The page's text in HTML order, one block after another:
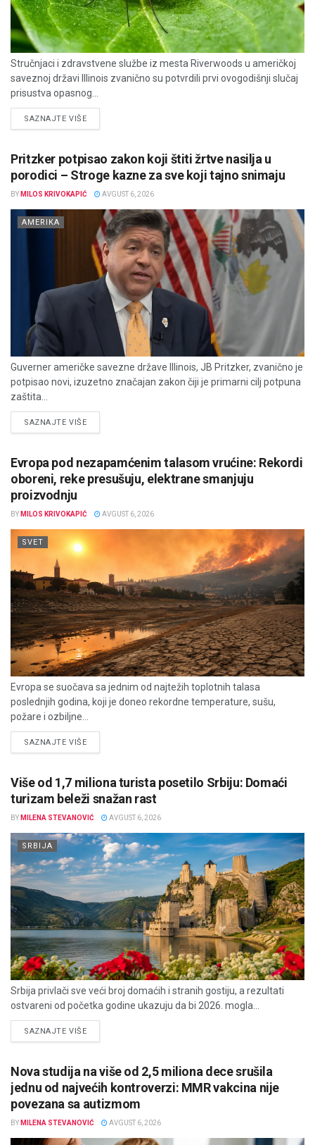
Stručnjaci i zdravstvene službe iz mesta Riverwoods u američkoj
saveznoj državi Illinois zvanično su potvrdili prvi ovogodišnji slučaj
prisustva opasnog...
SAZNAJTE VIŠEDETAILS
Pritzker potpisao zakon koji štiti žrtve nasilja u
porodici – Stroge kazne za sve koji tajno snimaju
BY MILOS KRIVOKAPIĆ AVGUST 6, 2026
AMERIKA
Guverner američke savezne države Illinois, JB Pritzker, zvanično je
potpisao novi, izuzetno značajan zakon čiji je primarni cilj potpuna
zaštita...
SAZNAJTE VIŠEDETAILS
Evropa pod nezapamćenim talasom vrućine: Rekordi
oboreni, reke presušuju, elektrane smanjuju
proizvodnju
BY MILOS KRIVOKAPIĆ AVGUST 6, 2026
SVET
Evropa se suočava sa jednim od najtežih toplotnih talasa
poslednjih godina, koji je doneo rekordne temperature, sušu,
požare i ozbiljne...
SAZNAJTE VIŠEDETAILS
Više od 1,7 miliona turista posetilo Srbiju: Domaći
turizam beleži snažan rast
BY MILENA STEVANOVIĆ AVGUST 6, 2026
SRBIJA
Srbija privlači sve veći broj domaćih i stranih gostiju, a rezultati
ostvareni od početka godine ukazuju da bi 2026. mogla...
SAZNAJTE VIŠEDETAILS
Nova studija na više od 2,5 miliona dece srušila
jednu od najvećih kontroverzi: MMR vakcina nije
povezana sa autizmom
BY MILENA STEVANOVIĆ AVGUST 6, 2026